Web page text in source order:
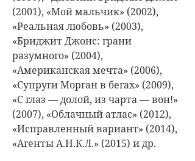
(2001), «Мой мальчик» (2002),
«Реальная любовь» (2003),
«Бриджит Джонс: грани
разумного» (2004),
«Американская мечта» (2006),
«Супруги Морган в бегах» (2009),
«С глаз — долой, из чарта — вон!»
(2007), «Облачный атлас» (2012),
«Исправленный вариант» (2014),
«Агенты А.Н.К.Л.» (2015) и др.